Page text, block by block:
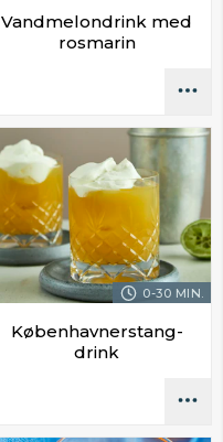
Vandmelondrink med
rosmarin
0-30 MIN.
Københavnerstang-
drink